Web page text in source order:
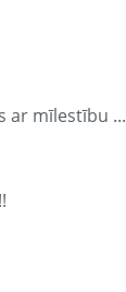
ar mīlestību ...